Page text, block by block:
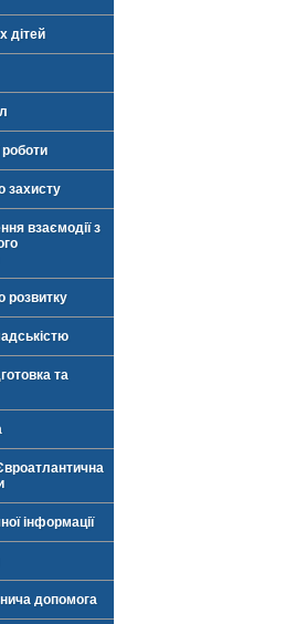
дітей
роботи
захисту
взаємодії з
розвитку
та
інформації
допомога